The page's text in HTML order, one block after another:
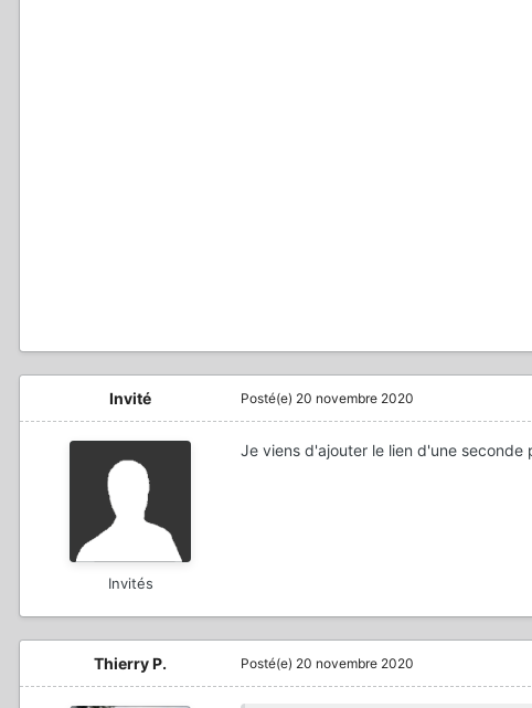
Invité
Invités
Posté(e) 20 novembre 2020
Je viens d'ajouter le lien d'une seconde
Thierry P. Posté(e) 20 novembre 2020